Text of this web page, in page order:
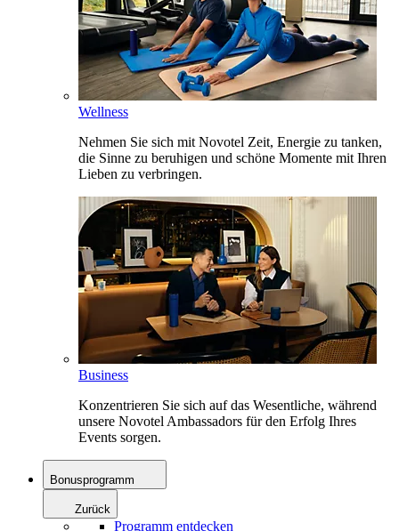
Wellness
Nehmen Sie sich mit Novotel Zeit, Energie zu tanken,
die Sinne zu beruhigen und schöne Momente mit Ihren
Lieben zu verbringen.
Business
Konzentrieren Sie sich auf das Wesentliche, während
unsere Novotel Ambassadors für den Erfolg Ihres
Events sorgen.
Bonusprogramm
Zurück
Programm entdecken